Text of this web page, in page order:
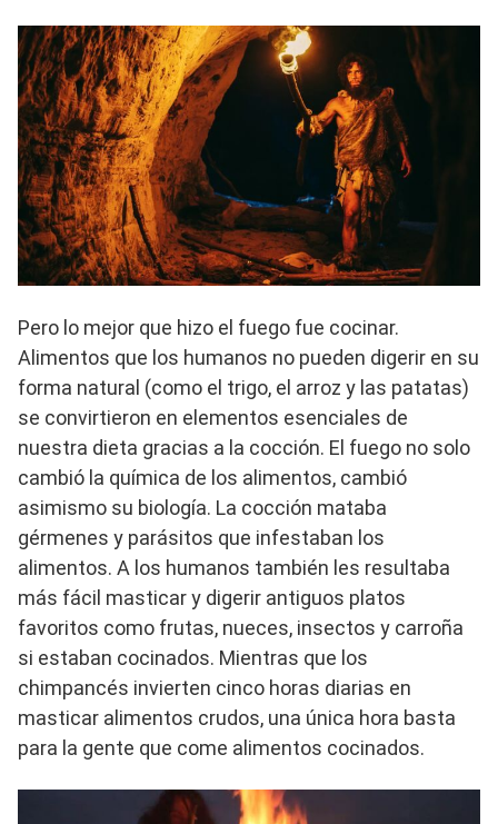
Pero lo mejor que hizo el fuego fue cocinar.
Alimentos que los humanos no pueden digerir en su
forma natural (como el trigo, el arroz y las patatas)
se convirtieron en elementos esenciales de
nuestra dieta gracias a la cocción. El fuego no solo
cambió la química de los alimentos, cambió
asimismo su biología. La cocción mataba
gérmenes y parásitos que infestaban los
alimentos. A los humanos también les resultaba
más fácil masticar y digerir antiguos platos
favoritos como frutas, nueces, insectos y carroña
si estaban cocinados. Mientras que los
chimpancés invierten cinco horas diarias en
masticar alimentos crudos, una única hora basta
para la gente que come alimentos cocinados.